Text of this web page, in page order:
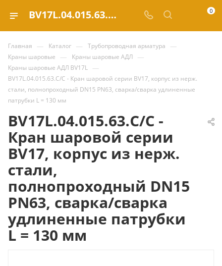
BV17L.04.015.63.С/С - Кран шаровой серии BV17, корпус из нерж. стали, полнопроходный DN15 PN63, сварка/сварка удлиненные патрубки L = 130 мм купить за 2 039.88 ₽ | Valve.ru 0
Главная — Каталог — Трубопроводная арматура —
Краны шаровые — Краны шаровые АДЛ —
Краны шаровые АДЛ BV17L —
BV17L.04.015.63.С/С - Кран шаровой серии BV17, корпус из нерж.
стали, полнопроходный DN15 PN63, сварка/сварка удлиненные
патрубки L = 130 мм
BV17L.04.015.63.С/С -
Кран шаровой серии
BV17, корпус из нерж.
стали,
полнопроходный DN15
PN63, сварка/сварка
удлиненные патрубки
L = 130 мм